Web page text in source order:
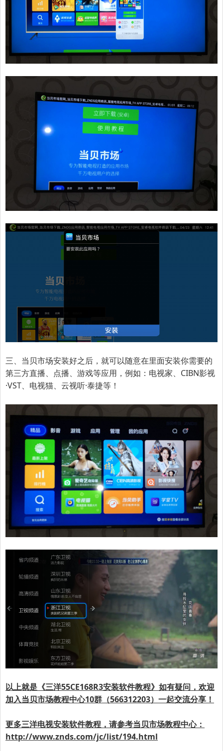
三、当贝市场安装好之后，就可以随意在里面安装你需要的
第三方直播、点播、游戏等应用，例如：电视家、CIBN影视
·VST、电视猫、云视听·泰捷等！
以上就是《三洋55CE168R3安装软件教程》如有疑问，欢迎
加入当贝市场教程中心10群（566312203）一起交流分享！
更多三洋电视安装软件教程，请参考当贝市场教程中心：
http://www.znds.com/jc/list/194.html